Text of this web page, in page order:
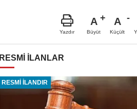
Yazdır
A
Büyüt
A
Küçült
RESMİ İLANLAR
RESMİ İLANDIR